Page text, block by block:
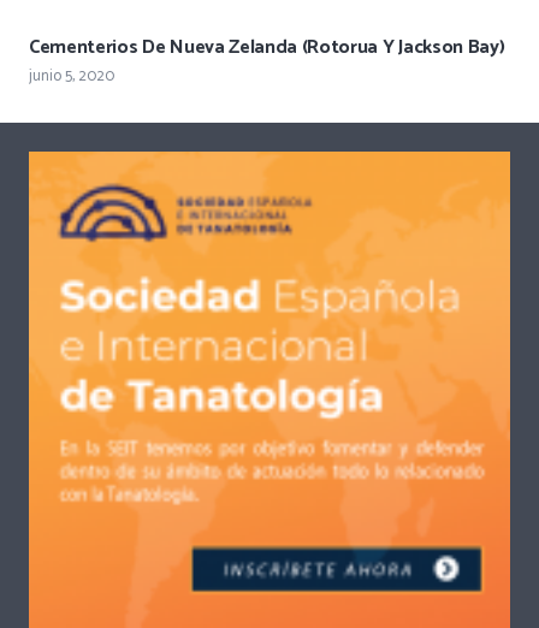
Cementerios De Nueva Zelanda (Rotorua Y Jackson Bay)
junio 5, 2020